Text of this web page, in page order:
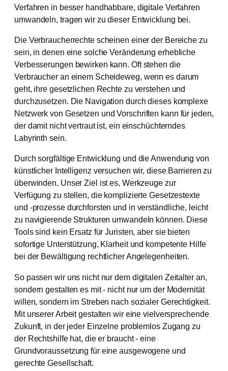
Verfahren in besser handhabbare, digitale Verfahren
umwandeln, tragen wir zu dieser Entwicklung bei.
Die Verbraucherrechte scheinen einer der Bereiche zu
sein, in denen eine solche Veränderung erhebliche
Verbesserungen bewirken kann. Oft stehen die
Verbraucher an einem Scheideweg, wenn es darum
geht, ihre gesetzlichen Rechte zu verstehen und
durchzusetzen. Die Navigation durch dieses komplexe
Netzwerk von Gesetzen und Vorschriften kann für jeden,
der damit nicht vertraut ist, ein einschüchterndes
Labyrinth sein.
Durch sorgfältige Entwicklung und die Anwendung von
künstlicher Intelligenz versuchen wir, diese Barrieren zu
überwinden. Unser Ziel ist es, Werkzeuge zur
Verfügung zu stellen, die komplizierte Gesetzestexte
und -prozesse durchforsten und in verständliche, leicht
zu navigierende Strukturen umwandeln können. Diese
Tools sind kein Ersatz für Juristen, aber sie bieten
sofortige Unterstützung, Klarheit und kompetente Hilfe
bei der Bewältigung rechtlicher Angelegenheiten.
So passen wir uns nicht nur dem digitalen Zeitalter an,
sondern gestalten es mit - nicht nur um der Modernität
willen, sondern im Streben nach sozialer Gerechtigkeit.
Mit unserer Arbeit gestalten wir eine vielversprechende
Zukunft, in der jeder Einzelne problemlos Zugang zu
der Rechtshilfe hat, die er braucht - eine
Grundvoraussetzung für eine ausgewogene und
gerechte Gesellschaft.